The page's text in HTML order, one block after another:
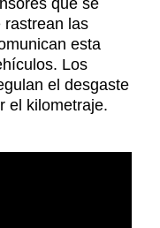
que se
rastrean las
esta
Los
el desgaste
el kilometraje.